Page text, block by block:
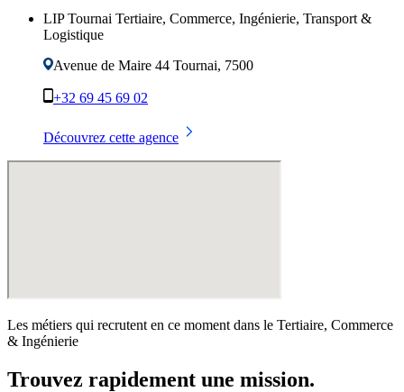
LIP Tournai Tertiaire, Commerce, Ingénierie, Transport &
Logistique
Avenue de Maire 44 Tournai, 7500
+32 69 45 69 02
Découvrez cette agence
Les métiers qui recrutent en ce moment dans le Tertiaire, Commerce
& Ingénierie
Trouvez rapidement une mission.